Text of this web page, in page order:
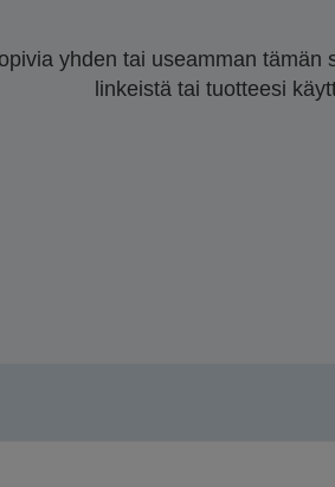
yhden tai useamman
linkeistä tai tuotteesi